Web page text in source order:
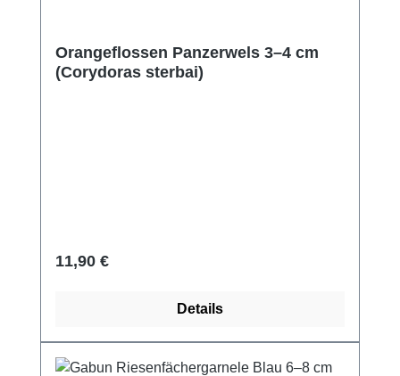
Orangeflossen Panzerwels 3–4 cm
(Corydoras sterbai)
Regulärer Preis:
11,90 €
Details